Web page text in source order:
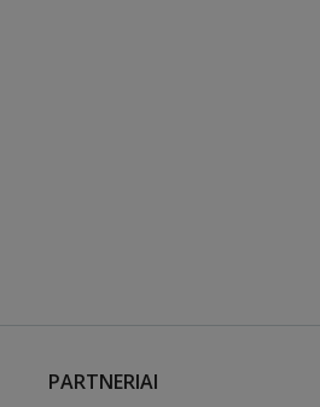
PARTNERIAI